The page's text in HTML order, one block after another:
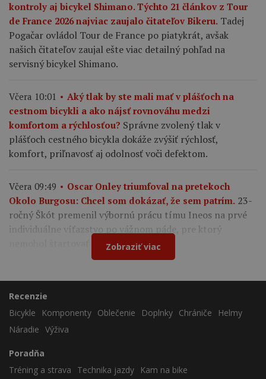
kontroly aj bicykel Shimano. Týchto 21 článkov z Tour
de France 2026 najviac zaujalo čitateľov Bikeru. Tadej
Pogačar ovládol Tour de France po piatykrát, avšak
našich čitateľov zaujal ešte viac detailný pohľad na
servisný bicykel Shimano.
Včera 10:01
Aký tlak by ste mali mať v plášťoch na
cestnom bicykli a ako nájsť rovnováhu medzi
komfortom a rýchlosťou? Správne zvolený tlak v
plášťoch cestného bicykla dokáže zvýšiť rýchlosť,
komfort, priľnavosť aj odolnosť voči defektom.
Včera 09:49
Oscar Onley triumfoval na pretekoch
Okolo Burgosu: Chcel som dokázať, že sem patrím. 23-
ročný Škót premenil výbornú prácu tímu Ineos na prvé
individuálne víťazstvo po vážnom páde, pre ktorý
nemohol štartovať na Tour de France.
Zobraziť viac
Recenzie
Bicykle
Komponenty Oblečenie Doplnky Chrániče
Helmy
Náradie Výživa
Poradňa
Tréning a strava
Technika jazdy Kam na bike